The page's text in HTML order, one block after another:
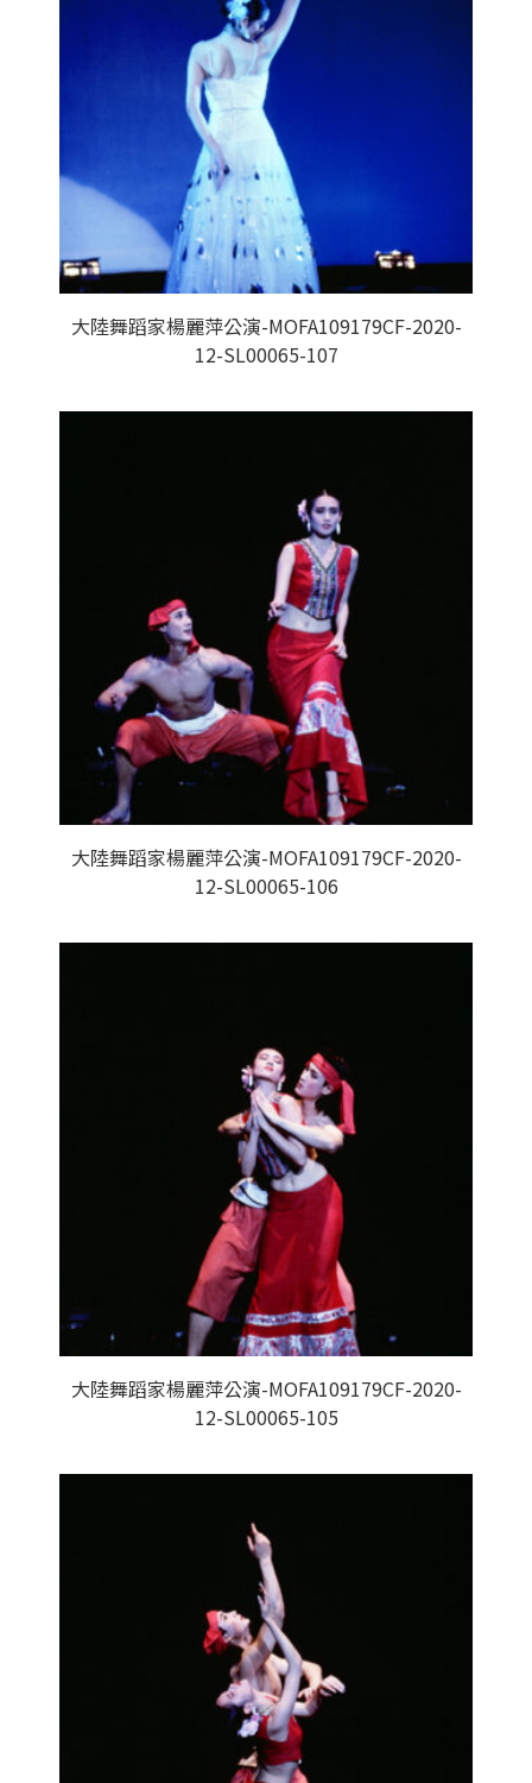
大陸舞蹈家楊麗萍公演-MOFA109179CF-2020-
12-SL00065-107
大陸舞蹈家楊麗萍公演-MOFA109179CF-2020-
12-SL00065-106
大陸舞蹈家楊麗萍公演-MOFA109179CF-2020-
12-SL00065-105